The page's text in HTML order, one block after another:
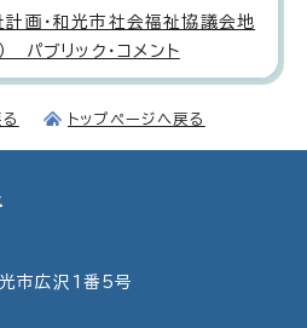
画・和光市社会福祉協議会地
パブリック・コメント
トップページへ戻る
市広沢1番5号